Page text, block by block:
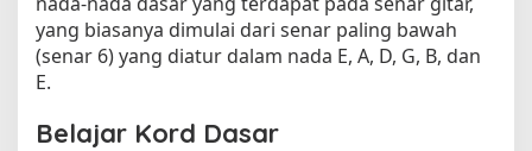
yang biasanya dimulai dari senar paling bawah
(senar 6) yang diatur dalam nada E, A, D, G, B, dan
E.
Belajar Kord Dasar